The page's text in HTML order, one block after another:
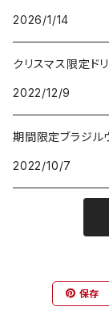
2026/1/14
クリスマス限定ド
2022/12/9
期間限定ブラジル
2022/10/7
保存